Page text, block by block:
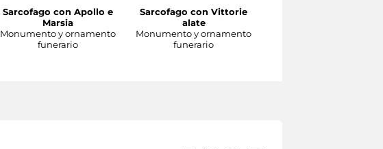
Sarcofago con Apollo e
Marsia
Monumento y ornamento
funerario
Sarcofago con Vittorie
alate
Monumento y ornamento
funerario